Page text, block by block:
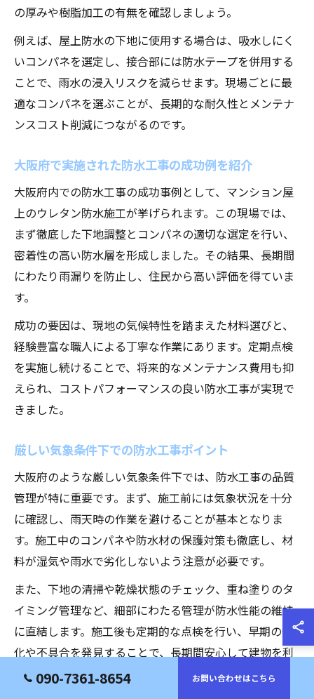
の厚みや樹脂加工の有無を確認しましょう。
例えば、屋上防水の下地に使用する場合は、吸水しにく
いコンパネを選定し、接合部には防水テープを併用する
ことで、雨水の浸入リスクを減らせます。現場ごとに最
適なコンパネを選ぶことが、長期的な耐久性とメンテナ
ンスコスト削減につながるのです。
大阪府で実施された防水工事の成功例を紹介
大阪府内での防水工事の成功事例として、マンション屋
上のウレタン防水施工が挙げられます。この現場では、
まず徹底した下地調整とコンパネの適切な選定を行い、
密着性の高い防水層を形成しました。その結果、長期間
にわたり雨漏りを防止し、住民から高い評価を得ていま
す。
成功の要因は、現地の気候特性を踏まえた材料選びと、
経験豊富な職人による丁寧な作業にあります。定期点検
を実施し続けることで、将来的なメンテナンス費用も抑
えられ、コストパフォーマンスの良い防水工事が実現で
きました。
厳しい気象条件下での防水工事ポイント
大阪府のような厳しい気象条件下では、防水工事の品質
管理が特に重要です。まず、施工前には気象状況を十分
に確認し、雨天時の作業を避けることが基本となりま
す。施工中のコンパネや防水材の保護対策も徹底し、材
料が湿気や雨水で劣化しないよう注意が必要です。
また、下地の清掃や乾燥状態のチェック、重ね塗りのタ
イミング管理など、細部にわたる管理が防水性能の維持
に直結します。施工後も定期的な点検を行い、早期の劣
化や不具合を発見することで、長期間安心して建物を利
用できる環境を維持できます。
090-7361-8654 お問い合わせはこちら